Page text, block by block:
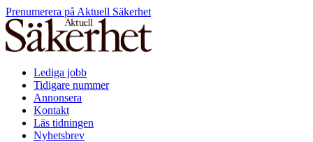
Prenumerera på Aktuell Säkerhet
Lediga jobb
Tidigare nummer
Annonsera
Kontakt
Läs tidningen
Nyhetsbrev